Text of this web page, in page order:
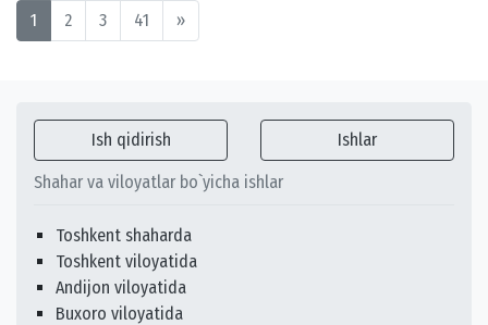
1 2 3 41 »
Ish qidirish Ishlar
Shahar va viloyatlar bo`yicha ishlar
Toshkent shaharda
Toshkent viloyatida
Andijon viloyatida
Buxoro viloyatida